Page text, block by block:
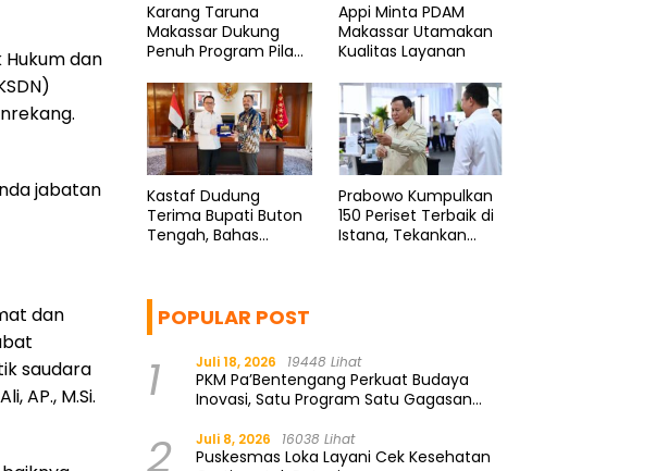
dan
jabatan
dan
saudara
AP., M.Si.
Karang Taruna
Makassar Dukung
Penuh Program Pilah
Appi Minta PDAM
Makassar Utamakan
Kualitas Layanan
Kastaf Dudung
Terima Bupati Buton
Tengah, Bahas
Prabowo Kumpulkan
150 Periset Terbaik di
Istana, Tekankan
POPULAR POST
1 Juli 18, 2026 19448 Lihat
PKM Pa’Bentengang Perkuat Budaya
Inovasi, Satu Program Satu Gagasan
2 Juli 8, 2026 16038 Lihat
Puskesmas Loka Layani Cek Kesehatan